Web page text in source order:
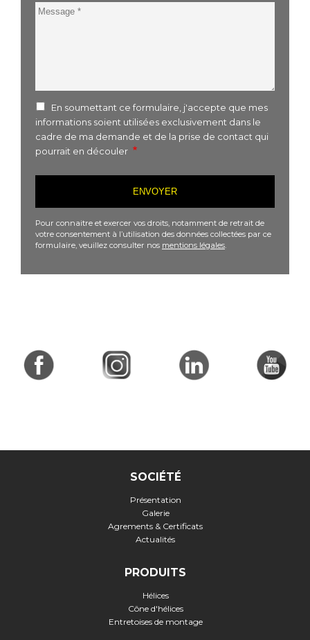
Message
En soumettant ce formulaire, j'accepte que mes
informations soient utilisées exclusivement dans le
cadre de ma demande et de la prise de contact qui
pourrait en découler
Pour connaitre et exercer vos droits, notamment de retrait de
votre consentement à l’utilisation des données collectées par ce
formulaire, veuillez consulter nos mentions légales
SOCIÉTÉ
Présentation
Galerie
Agrements & Certificats
Actualités
PRODUITS
Hélices
Cône d'hélices
Entretoises de montage